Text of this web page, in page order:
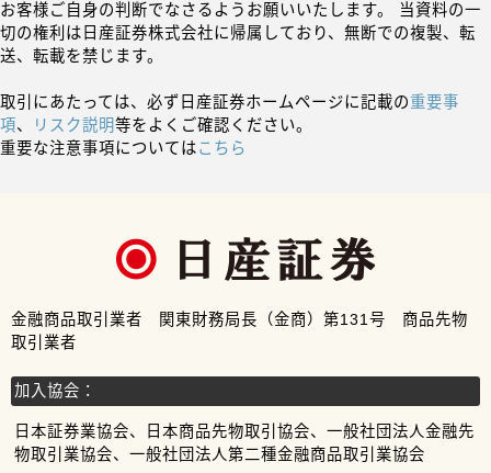
お客様ご自身の判断でなさるようお願いいたします。 当資料の一
切の権利は日産証券株式会社に帰属しており、無断での複製、転
送、転載を禁じます。
取引にあたっては、必ず日産証券ホームページに記載の重要事
項、 リスク説明等をよくご確認ください。
重要な注意事項についてはこちら
金融商品取引業者 関東財務局長（金商）第131号 商品先物
取引業者
加入協会：
日本証券業協会、日本商品先物取引協会、一般社団法人金融先
物取引業協会、一般社団法人第二種金融商品取引業協会